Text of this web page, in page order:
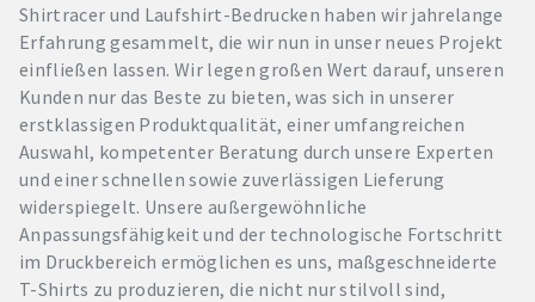
Shirtracer und Laufshirt-Bedrucken haben wir jahrelange
Erfahrung gesammelt, die wir nun in unser neues Projekt
einfließen lassen. Wir legen großen Wert darauf, unseren
Kunden nur das Beste zu bieten, was sich in unserer
erstklassigen Produktqualität, einer umfangreichen
Auswahl, kompetenter Beratung durch unsere Experten
und einer schnellen sowie zuverlässigen Lieferung
widerspiegelt. Unsere außergewöhnliche
Anpassungsfähigkeit und der technologische Fortschritt
im Druckbereich ermöglichen es uns, maßgeschneiderte
T-Shirts zu produzieren, die nicht nur stilvoll sind,